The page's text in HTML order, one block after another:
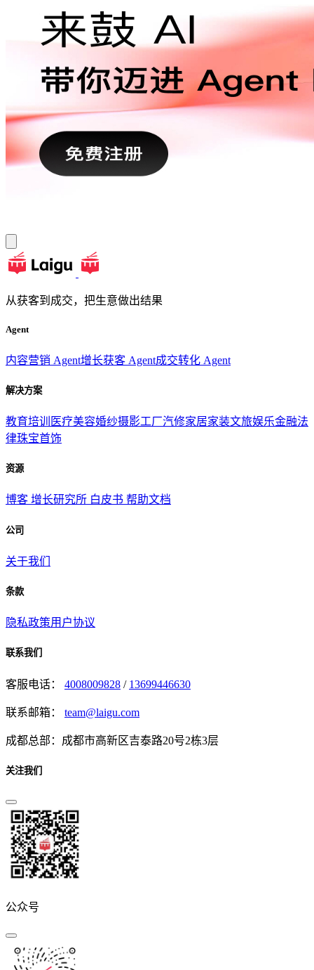
从获客到成交，把生意做出结果
Agent
内容营销 Agent增长获客 Agent成交转化 Agent
解决方案
教育培训 医疗美容婚纱摄影工厂汽修家居家装文旅娱乐金融法
律珠宝首饰
资源
博客 增长研究所 白皮书 帮助文档
公司
关于我们
条款
隐私政策用户协议
联系我们
客服电话： 4008009828 / 13699446630
联系邮箱： team@laigu.com
成都总部：成都市高新区吉泰路20号2栋3层
关注我们
公众号